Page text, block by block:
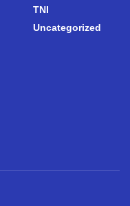
TNI
Uncategorized